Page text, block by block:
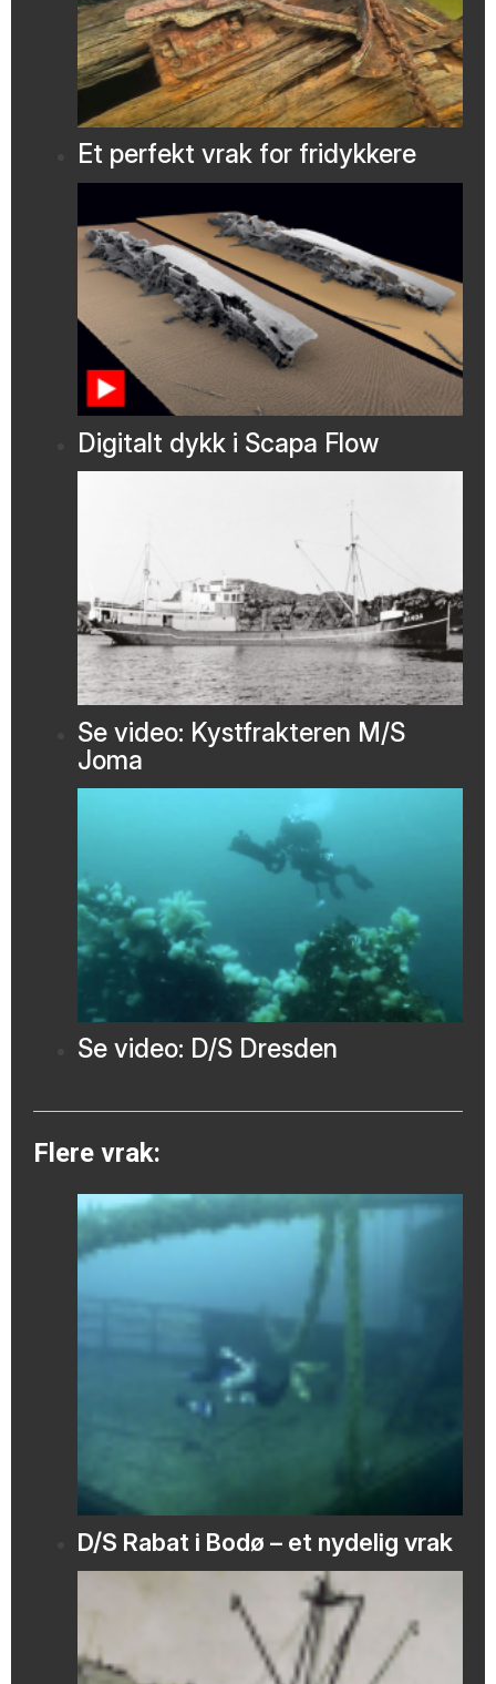
Et perfekt vrak for fridykkere
Digitalt dykk i Scapa Flow
Se video: Kystfrakteren M/S
Joma
Se video: D/S Dresden
Flere vrak:
D/S Rabat i Bodø – et nydelig vrak